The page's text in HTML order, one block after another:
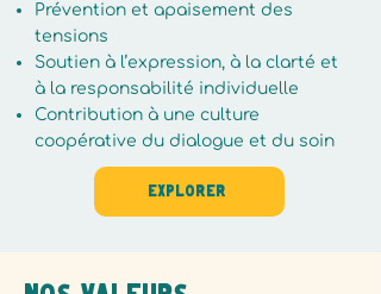
Prévention et apaisement des
tensions
Soutien à l’expression, à la clarté et
à la responsabilité individuelle
Contribution à une culture
coopérative du dialogue et du soin
Explorer